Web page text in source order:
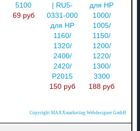
5100
69 руб
| RU5-
0331-000
для HP
1160/
1320/
2400/
2420/
P2015
150 руб
для HP
1000/
1005/
1150/
1200/
1220/
1300/
3300
188 руб
Copyright MAXXmarketing Webdesigner GmbH